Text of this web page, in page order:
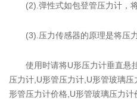
(2).弹性式如包登管压力计，将
(3).压力传感器的原理是将压力
使用时请将U形压力计垂直悬挂
压力计,U形管压力计,U形管玻璃
形管压力计价格,U形管玻璃压力